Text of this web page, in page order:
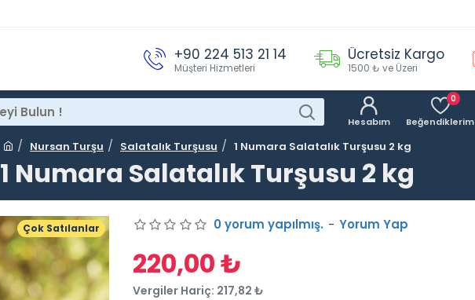
+90 224 513 21 14
Müşteri Hizmetleri
Ücretsiz Kargo
1500 ₺ ve Üzeri
Hesabım Beğendiklerim
0
Nursan Turşu Salatalık Turşusu 1 Numara Salatalık Turşusu 2 kg
1 Numara Salatalık Turşusu 2 kg
Çok Satılanlar 0 yorum yapılmış. - Yorum Yap
220,00 ₺
Vergiler Hariç: 217,82 ₺